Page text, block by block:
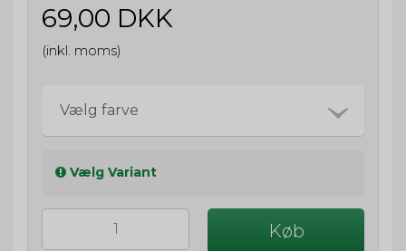
69,00 DKK
(inkl. moms)
Vælg farve
Vælg Variant
Køb